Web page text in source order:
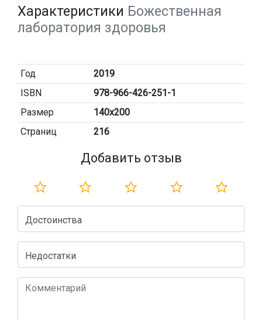
Характеристики Божественная
лаборатория здоровья
Год
2019
ISBN
978-966-426-251-1
Размер
140х200
Страниц
216
Добавить отзыв
Достоинства
Недостатки